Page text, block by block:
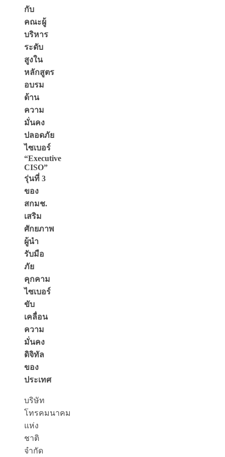
กับ
คณะผู้
บริหาร
ระดับ
สูงใน
หลักสูตร
อบรม
ด้าน
ความ
มั่นคง
ปลอดภัย
ไซเบอร์
“Executive
CISO”
รุ่นที่ 3
ของ
สกมช.
เสริม
ศักยภาพ
ผู้นำ
รับมือ
ภัย
คุกคาม
ไซเบอร์
ขับ
เคลื่อน
ความ
มั่นคง
ดิจิทัล
ของ
ประเทศ
บริษัท
โทรคมนาคม
แห่ง
ชาติ
จำกัด